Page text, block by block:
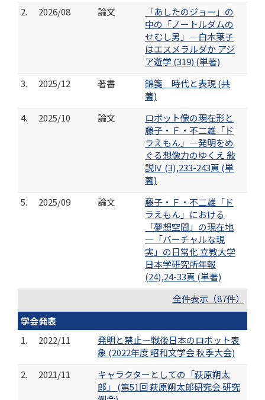
2.
2026/08 論文
「あしたのジョー」の
中の「ノートルダムの
せむし男」―白木葉子
はエスメラルダか アジ
ア遊学 (319) (単著)
3.
2025/12 著書
錦箋 時代と表現 (共
著)
4.
2025/10 論文
ロボット像の現在形と
藤子・Ｆ・不二雄「ド
ラえもん」―発明をめ
ぐる想像力のゆくえ 敍
説Ⅳ (3),233-243頁 (単
著)
5.
2025/09 論文
藤子・Ｆ・不二雄「ド
ラえもん」における
「夢想空間」の現在地
―「バーチャルな現
実」の日常化 立教大学
日本学研究所年報
(24),24-33頁 (単著)
全件表示（87件）
学会発表
1.
2022/11
発明と禁止―戦後日本のロボット表
象 (2022年度 昭和文学会 秋季大会)
2.
2021/11
キャラクターとしての「萩原朔太
郎」 (第51回 萩原朔太郎研究会 研究